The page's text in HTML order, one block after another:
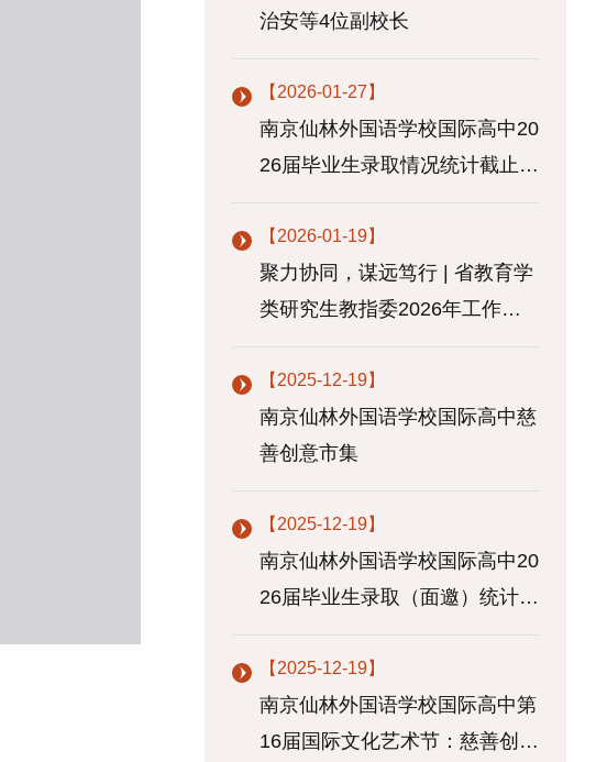
治安等4位副校长
【2026-01-27】
南京仙林外国语学校国际高中20
26届毕业生录取情况统计截止2
【2026-01-19】
聚力协同，谋远笃行 | 省教育学
类研究生教指委2026年工作会
【2025-12-19】
南京仙林外国语学校国际高中慈
善创意市集
【2025-12-19】
南京仙林外国语学校国际高中20
26届毕业生录取（面邀）统计
【2025-12-19】
南京仙林外国语学校国际高中第
16届国际文化艺术节：慈善创意